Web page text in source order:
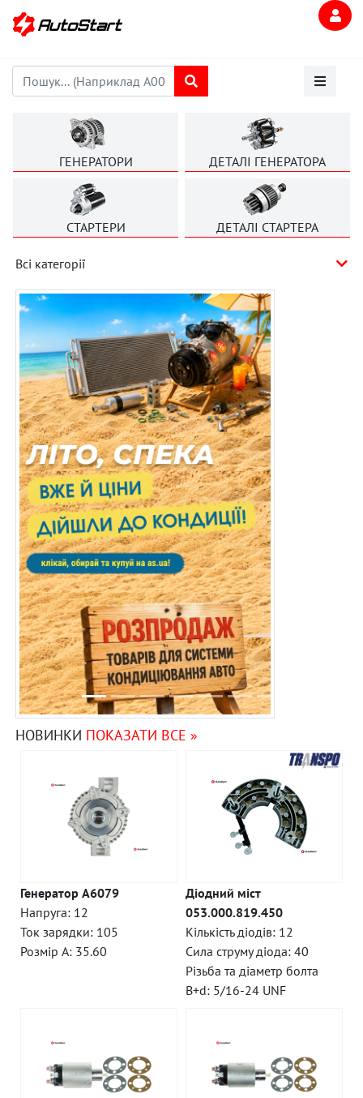
ГЕНЕРАТОРИ ДЕТАЛІ ГЕНЕРАТОРА
СТАРТЕРИ ДЕТАЛІ СТАРТЕРА
Всі категорії
НОВИНКИ ПОКАЗАТИ ВСЕ »
Генератор A6079
Напруга: 12
Ток зарядки: 105
Розмір A: 35.60
Діодний міст
053.000.819.450
Кількість діодів: 12
Сила струму діода: 40
Різьба та діаметр болта
B+d: 5/16-24 UNF